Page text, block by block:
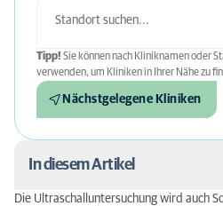
Tipp! Sie können nach Kliniknamen oder
verwenden, um Kliniken in Ihrer Nähe zu
Nächstgelegene Kliniken
In diesem Artikel
Die Ultraschalluntersuchung wird auch